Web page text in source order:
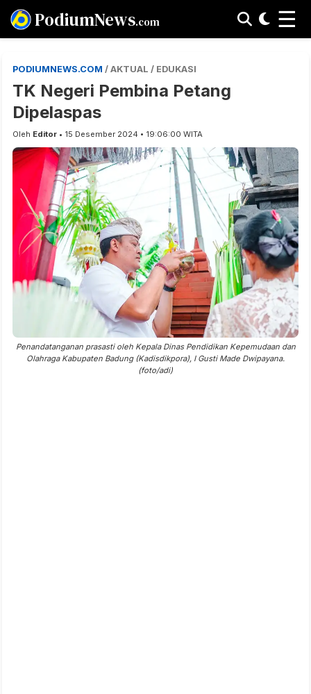
PodiumNews.com ☰
PODIUMNEWS.COM / AKTUAL / EDUKASI
TK Negeri Pembina Petang
Dipelaspas
Oleh Editor • 15 Desember 2024 • 19:06:00 WITA
Penandatanganan prasasti oleh Kepala Dinas Pendidikan Kepemudaan dan
Olahraga Kabupaten Badung (Kadisdikpora), I Gusti Made Dwipayana.
(foto/adi)